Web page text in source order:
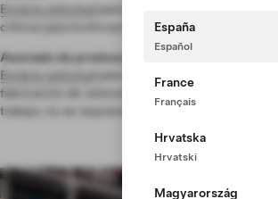
España
Español
France
Français
Hrvatska
Hrvatski
Magyarország
Envía tu solicitud
para mejorar los dispositivos,
críticos para la eficiencia de nuestras líneas de
Asociado de producción
Envía tu solicitud
para trabajar en todas las áreas
fabricación de vehículos. Se proporciona
trabajo; no se requiere experiencia previa.